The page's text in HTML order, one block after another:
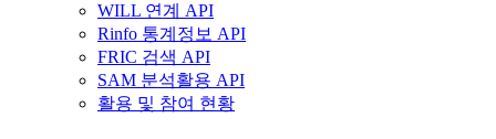
WILL 연계 API
Rinfo 통계정보 API
FRIC 검색 API
SAM 분석활용 API
활용 및 참여 현황